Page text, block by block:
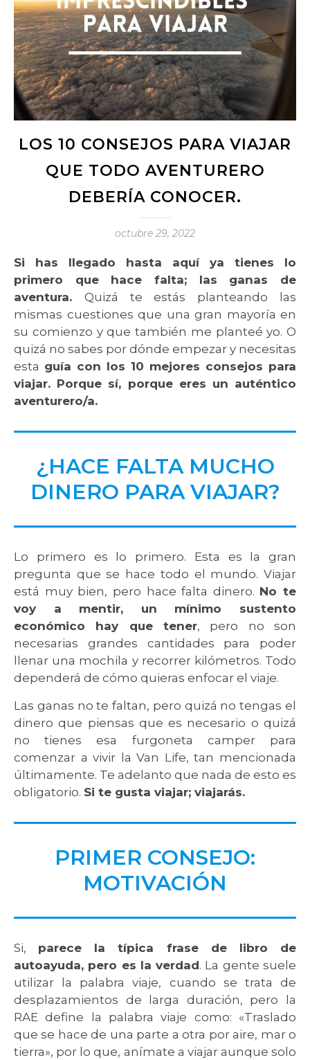
LOS 10 CONSEJOS PARA VIAJAR
QUE TODO AVENTURERO
DEBERÍA CONOCER.
octubre 29, 2022
Si has llegado hasta aquí ya tienes lo
primero que hace falta; las ganas de
aventura. Quizá te estás planteando las
mismas cuestiones que una gran mayoría en
su comienzo y que también me planteé yo. O
quizá no sabes por dónde empezar y necesitas
esta guía con los 10 mejores consejos para
viajar. Porque sí, porque eres un auténtico
aventurero/a.
¿HACE FALTA MUCHO
DINERO PARA VIAJAR?
Lo primero es lo primero. Esta es la gran
pregunta que se hace todo el mundo. Viajar
está muy bien, pero hace falta dinero. No te
voy a mentir, un mínimo sustento
económico hay que tener, pero no son
necesarias grandes cantidades para poder
llenar una mochila y recorrer kilómetros. Todo
dependerá de cómo quieras enfocar el viaje.
Las ganas no te faltan, pero quizá no tengas el
dinero que piensas que es necesario o quizá
no tienes esa furgoneta camper para
comenzar a vivir la Van Life, tan mencionada
últimamente. Te adelanto que nada de esto es
obligatorio. Si te gusta viajar; viajarás.
PRIMER CONSEJO:
MOTIVACIÓN
Si, parece la típica frase de libro de
autoayuda, pero es la verdad. La gente suele
utilizar la palabra viaje, cuando se trata de
desplazamientos de larga duración, pero la
RAE define la palabra viaje como: «Traslado
que se hace de una parte a otra por aire, mar o
tierra», por lo que, anímate a viajar aunque solo